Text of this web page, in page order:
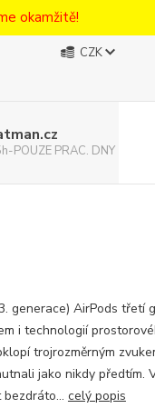
okamžitě!
CZK
POUZE PRAC. DNY
generace) AirPods třetí
i technologií
trojrozměrným
jako nikdy předtím.
celý popis